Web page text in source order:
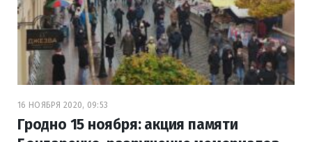
16 НОЯБРЯ 2020, 09:53
Гродно 15 ноября: акция памяти